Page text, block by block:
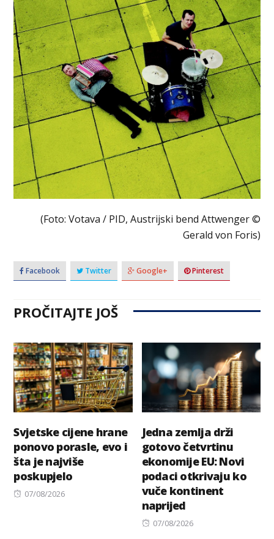
(Foto: Votava / PID, Austrijski bend Attwenger ©
Gerald von Foris)
Facebook Twitter Google+ Pinterest
PROČITAJTE JOŠ
Svjetske cijene hrane
ponovo porasle, evo i
šta je najviše
poskupjelo
Posted
07/08/2026
Jedna zemlja drži
gotovo četvrtinu
ekonomije EU: Novi
podaci otkrivaju ko
vuče kontinent
naprijed
Posted
07/08/2026